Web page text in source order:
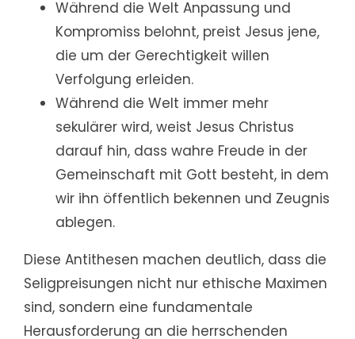
Während die Welt Anpassung und
Kompromiss belohnt, preist Jesus jene,
die um der Gerechtigkeit willen
Verfolgung erleiden.
Während die Welt immer mehr
sekulärer wird, weist Jesus Christus
darauf hin, dass wahre Freude in der
Gemeinschaft mit Gott besteht, in dem
wir ihn öffentlich bekennen und Zeugnis
ablegen.
Diese Antithesen machen deutlich, dass die
Seligpreisungen nicht nur ethische Maximen
sind, sondern eine fundamentale
Herausforderung an die herrschenden